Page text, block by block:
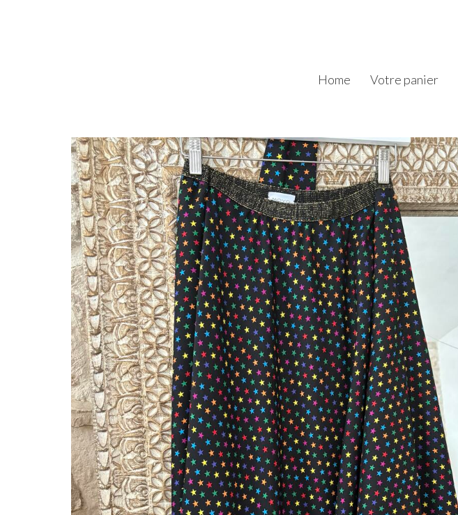
Home Votre panier